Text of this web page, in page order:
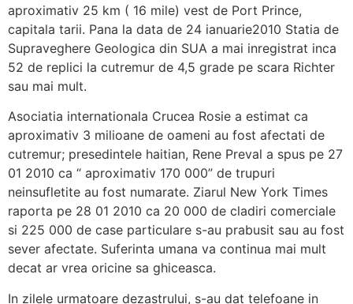
aproximativ 25 km ( 16 mile) vest de Port Prince,
capitala tarii. Pana la data de 24 ianuarie2010 Statia de
Supraveghere Geologica din SUA a mai inregistrat inca
52 de replici la cutremur de 4,5 grade pe scara Richter
sau mai mult.
Asociatia internationala Crucea Rosie a estimat ca
aproximativ 3 milioane de oameni au fost afectati de
cutremur; presedintele haitian, Rene Preval a spus pe 27
01 2010 ca “ aproximativ 170 000” de trupuri
neinsufletite au fost numarate. Ziarul New York Times
raporta pe 28 01 2010 ca 20 000 de cladiri comerciale
si 225 000 de case particulare s-au prabusit sau au fost
sever afectate. Suferinta umana va continua mai mult
decat ar vrea oricine sa ghiceasca.
In zilele urmatoare dezastrului, s-au dat telefoane in